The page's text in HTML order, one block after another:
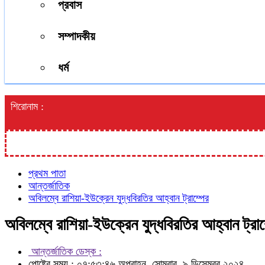
প্রবাস
সম্পাদকীয়
ধর্ম
শিরোনাম :
প্রথম পাতা
আন্তর্জাতিক
অবিলম্বে রাশিয়া-ইউক্রেন যুদ্ধবিরতির আহ্বান ট্রাম্পের
অবিলম্বে রাশিয়া-ইউক্রেন যুদ্ধবিরতির আহ্বান
আন্তর্জাতিক ডেস্ক :